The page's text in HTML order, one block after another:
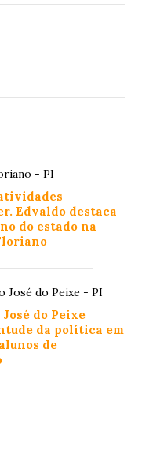
- PI
Edvaldo destaca
do estado na
José do Peixe - PI
José do Peixe
da política em
de